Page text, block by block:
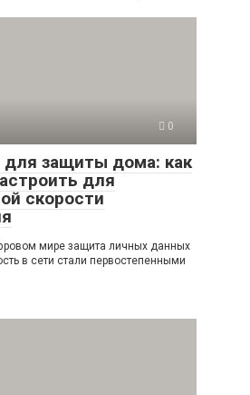
0
для защиты дома: как
для
скорости
мире защита личных данных
в сети стали первостепенными